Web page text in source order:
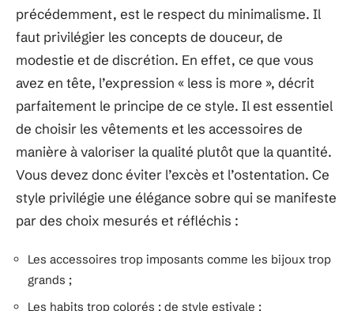
précédemment, est le respect du minimalisme. Il
faut privilégier les concepts de douceur, de
modestie et de discrétion. En effet, ce que vous
avez en tête, l’expression « less is more », décrit
parfaitement le principe de ce style. Il est essentiel
de choisir les vêtements et les accessoires de
manière à valoriser la qualité plutôt que la quantité.
Vous devez donc éviter l’excès et l’ostentation. Ce
style privilégie une élégance sobre qui se manifeste
par des choix mesurés et réfléchis :
Les accessoires trop imposants comme les bijoux trop
grands ;
Les habits trop colorés : de style estivale ;